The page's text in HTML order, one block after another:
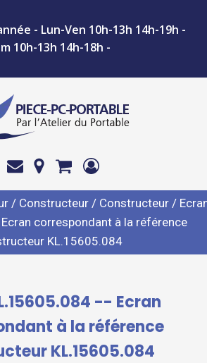
- Lun-Ven 10h-13h 14h-19h -
10h-13h 14h-18h -
/ Constructeur / Constructeur /
correspondant à la référence
KL.15605.084
-- Ecran
à la référence
KL.15605.084